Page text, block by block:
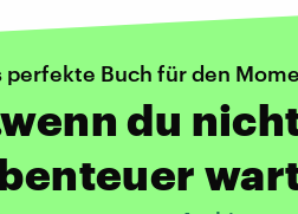
perfekte Buch für den
du